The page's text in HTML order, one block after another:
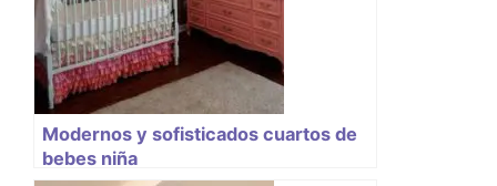
Modernos y sofisticados cuartos de
bebes niña